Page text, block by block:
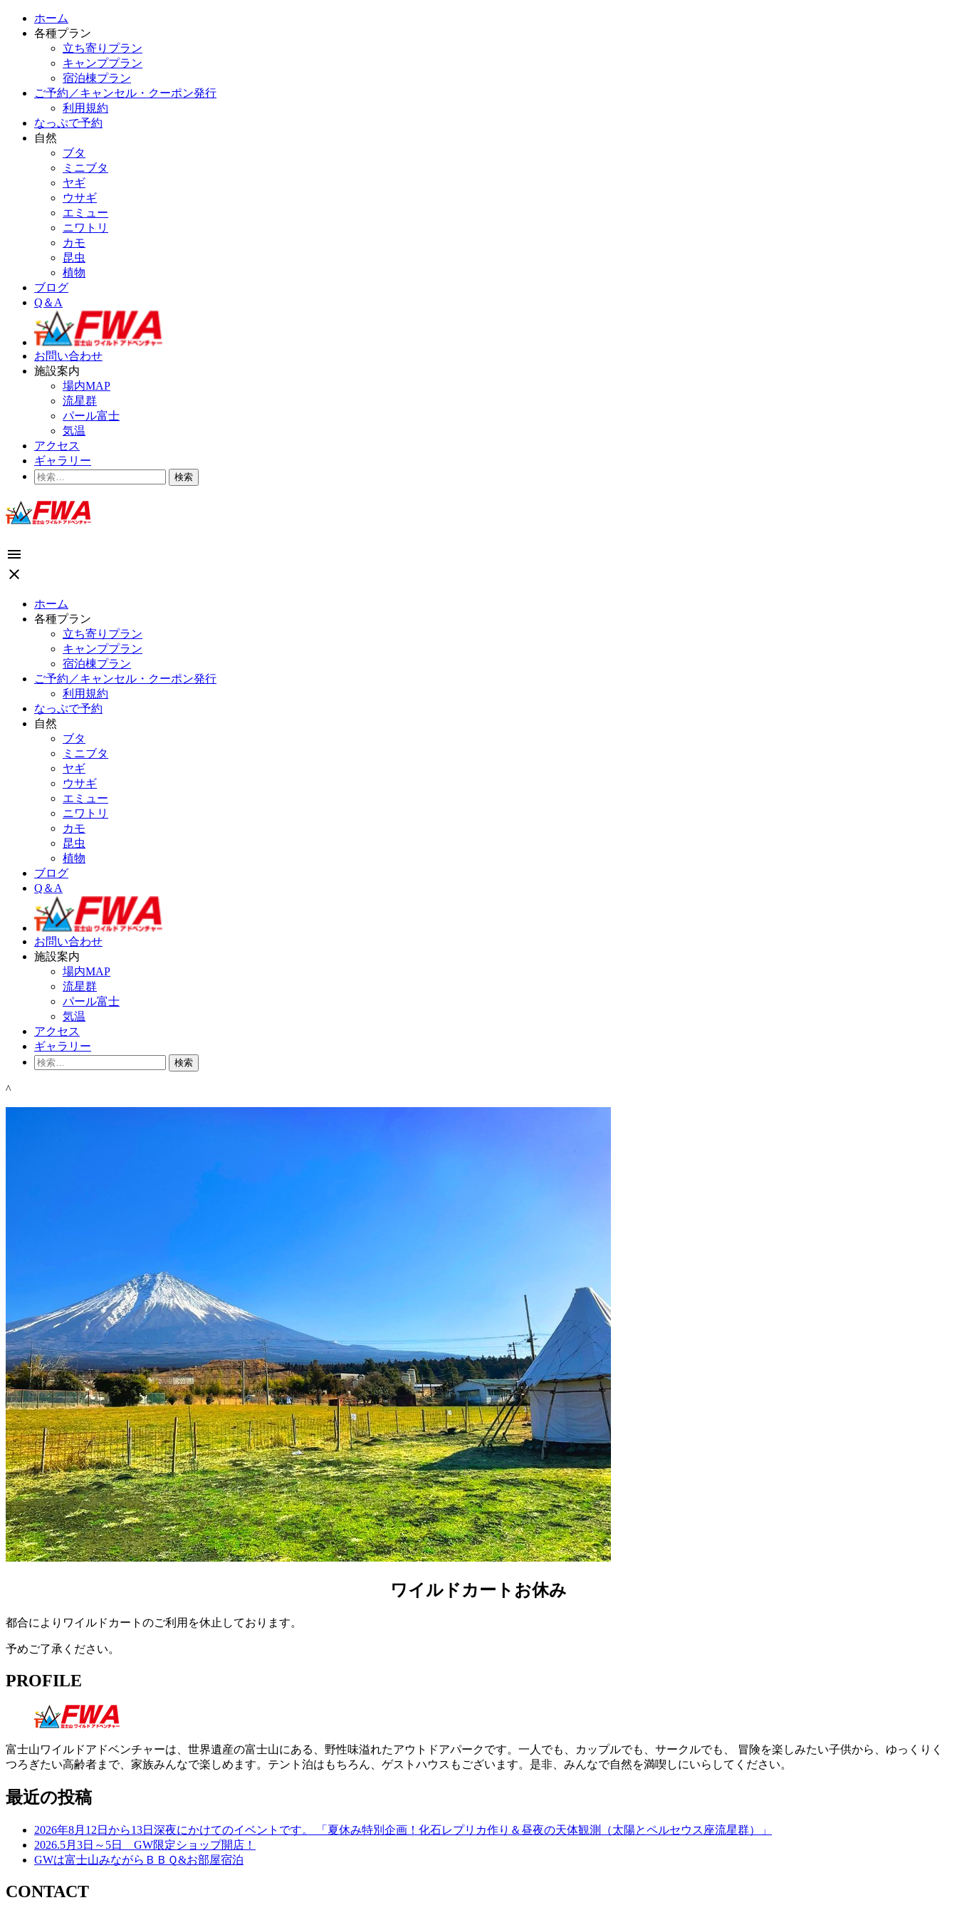
ホーム
各種プラン
立ち寄りプラン
キャンププラン
宿泊棟プラン
ご予約／キャンセル・クーポン発行
利用規約
なっぷで予約
自然
ブタ
ミニブタ
ヤギ
ウサギ
エミュー
ニワトリ
カモ
昆虫
植物
ブログ
Q＆A
お問い合わせ
施設案内
場内MAP
流星群
パール富士
気温
アクセス
ギャラリー
検
menu
close
ホーム
各種プラン
立ち寄りプラン
キャンププラン
宿泊棟プラン
ご予約／キャンセル・クーポン発行
利用規約
なっぷで予約
自然
ブタ
ミニブタ
ヤギ
ウサギ
エミュー
ニワトリ
カモ
昆虫
植物
ブログ
Q＆A
お問い合わせ
施設案内
場内MAP
流星群
パール富士
気温
アクセス
ギャラリー
検
^
ワイルドカートお休み
都合によりワイルドカートのご利用を休止しております。
予めご了承ください。
PROFILE
富士山ワイルドアドベンチャーは、世界遺産の富士山にある、野性味溢れたアウトドアパークです。一人でも、カップルでも、サークルでも、 冒険を楽しみたい子供から、ゆっくりく
つろぎたい高齢者まで、家族みんなで楽しめます。テント泊はもちろん、ゲストハウスもございます。是非、みんなで自然を満喫しにいらしてください。
最近の投稿
2026年8月12日から13日深夜にかけてのイベントです。 「夏休み特別企画！化石レプリカ作り＆昼夜の天体観測（太陽とペルセウス座流星群）」
2026.5月3日～5日 GW限定ショップ開店！
GWは富士山みながらＢＢＱ&お部屋宿泊
CONTACT